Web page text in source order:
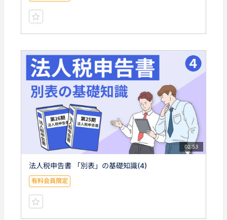
02:53
法人税申告書 「別表」の基礎知識(4)
有料会員限定